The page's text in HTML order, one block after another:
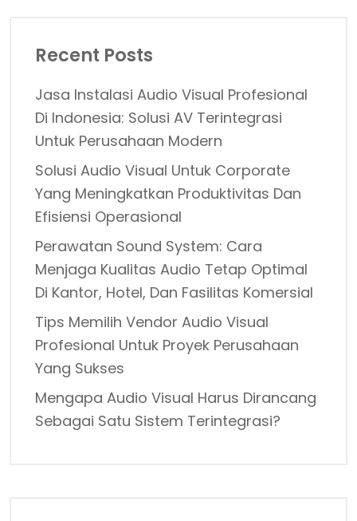
Recent Posts
Jasa Instalasi Audio Visual Profesional
Di Indonesia: Solusi AV Terintegrasi
Untuk Perusahaan Modern
Solusi Audio Visual Untuk Corporate
Yang Meningkatkan Produktivitas Dan
Efisiensi Operasional
Perawatan Sound System: Cara
Menjaga Kualitas Audio Tetap Optimal
Di Kantor, Hotel, Dan Fasilitas Komersial
Tips Memilih Vendor Audio Visual
Profesional Untuk Proyek Perusahaan
Yang Sukses
Mengapa Audio Visual Harus Dirancang
Sebagai Satu Sistem Terintegrasi?